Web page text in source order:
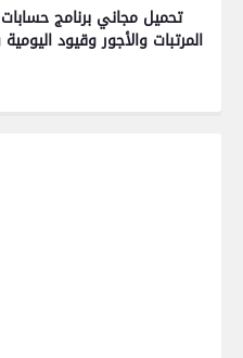
تحميل مجاني برنامج
المرتبات والأجور وقيود